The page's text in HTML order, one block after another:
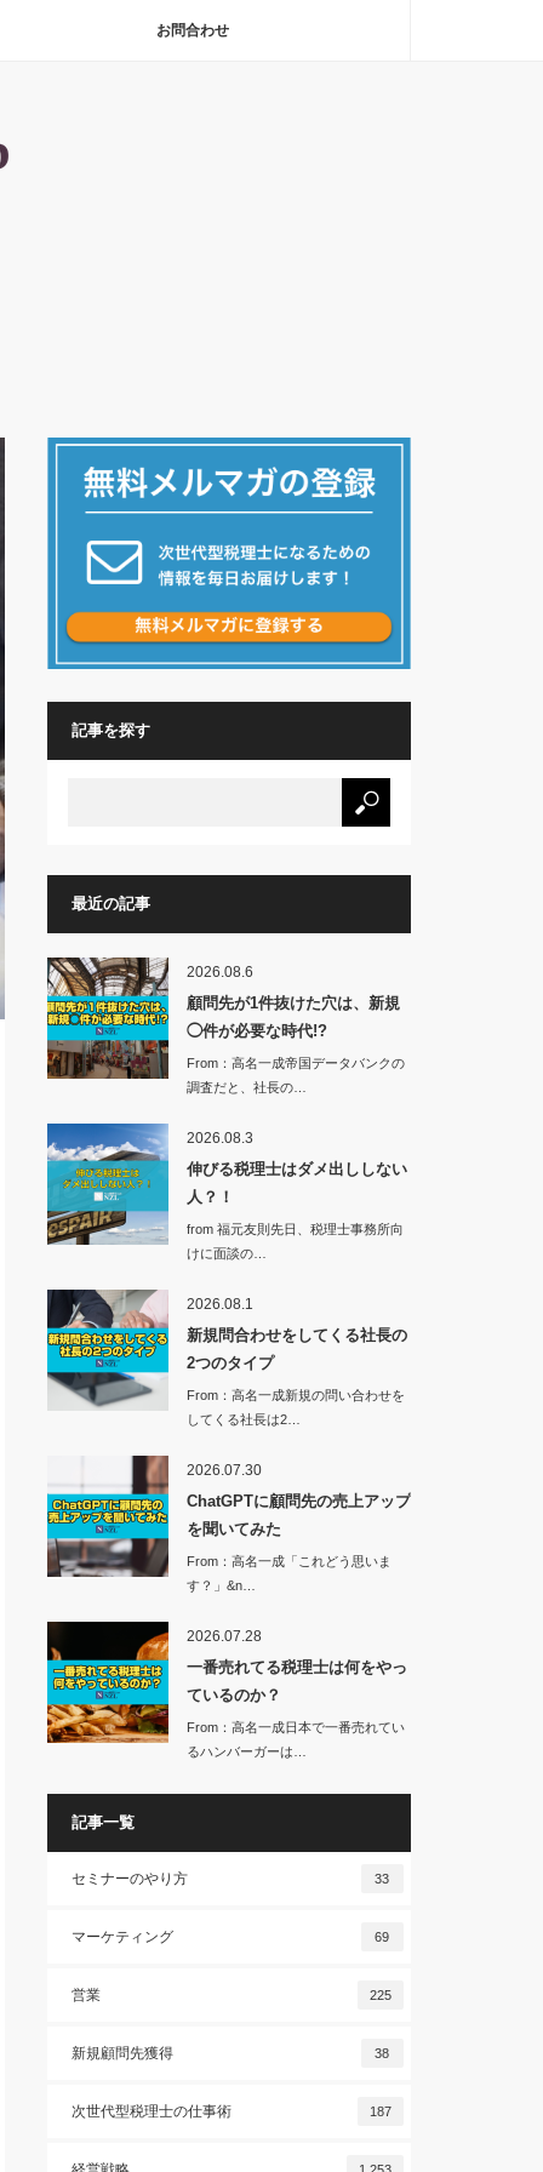
お問合わせ
記事を探す
最近の記事
2026.08.6
顧問先が1件抜けた穴は、新規
◯件が必要な時代!?
From：高名一成帝国データバンクの
調査だと、社長の…
2026.08.3
伸びる税理士はダメ出ししない
人？！
from 福元友則先日、税理士事務所向
けに面談の…
2026.08.1
新規問合わせをしてくる社長の
2つのタイプ
From：高名一成新規の問い合わせを
してくる社長は2…
2026.07.30
ChatGPTに顧問先の売上アップ
を聞いてみた
From：高名一成「これどう思いま
す？」&n…
2026.07.28
一番売れてる税理士は何をやっ
ているのか？
From：高名一成日本で一番売れてい
るハンバーガーは…
記事一覧
セミナーのやり方 33
マーケティング 69
営業 225
新規顧問先獲得 38
次世代型税理士の仕事術 187
1,253